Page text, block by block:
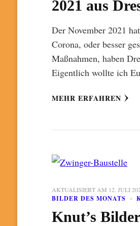
2021 aus
Der November 2021
Corona, oder besser
Maßnahmen, haben
Eigentlich wollte ich
MEHR ERFAHREN
AKTUALISIERT AM 12. JULI
BILDER DES MONATS
Knut’s